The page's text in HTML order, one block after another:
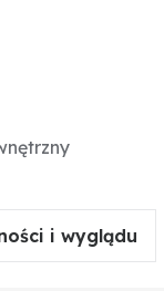
i wyglądu